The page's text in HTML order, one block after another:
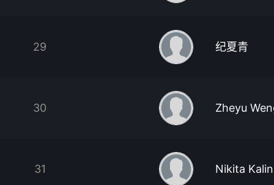
29 纪夏青
30 Zheyu
31 Nikita